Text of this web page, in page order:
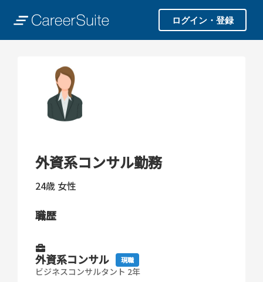
ログイン・登録
外資系コンサル勤務
24歳 女性
職歴
外資系コンサル 現職
ビジネスコンサルタント 2年